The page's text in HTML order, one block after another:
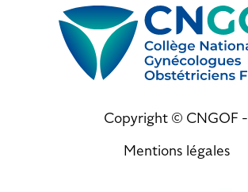
Copyright © CNGOF -
Mentions légales